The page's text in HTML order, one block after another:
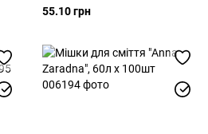
зав'язками
55.10 грн